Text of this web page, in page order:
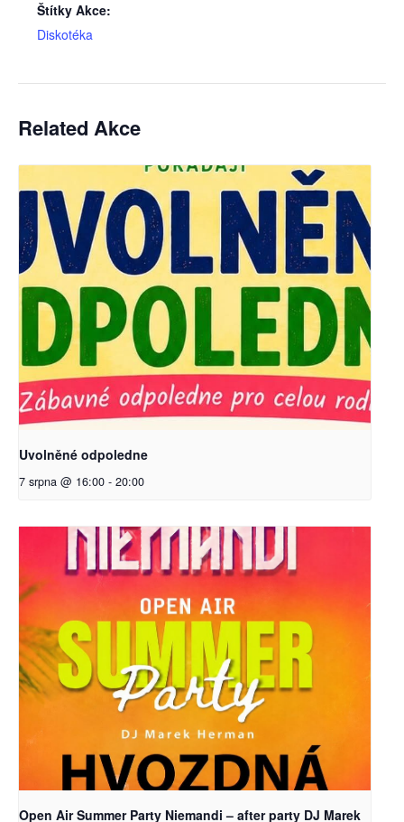
Štítky Akce:
Diskotéka
Related Akce
Uvolněné odpoledne
7 srpna @ 16:00 - 20:00
Open Air Summer Party Niemandi – after party DJ Marek